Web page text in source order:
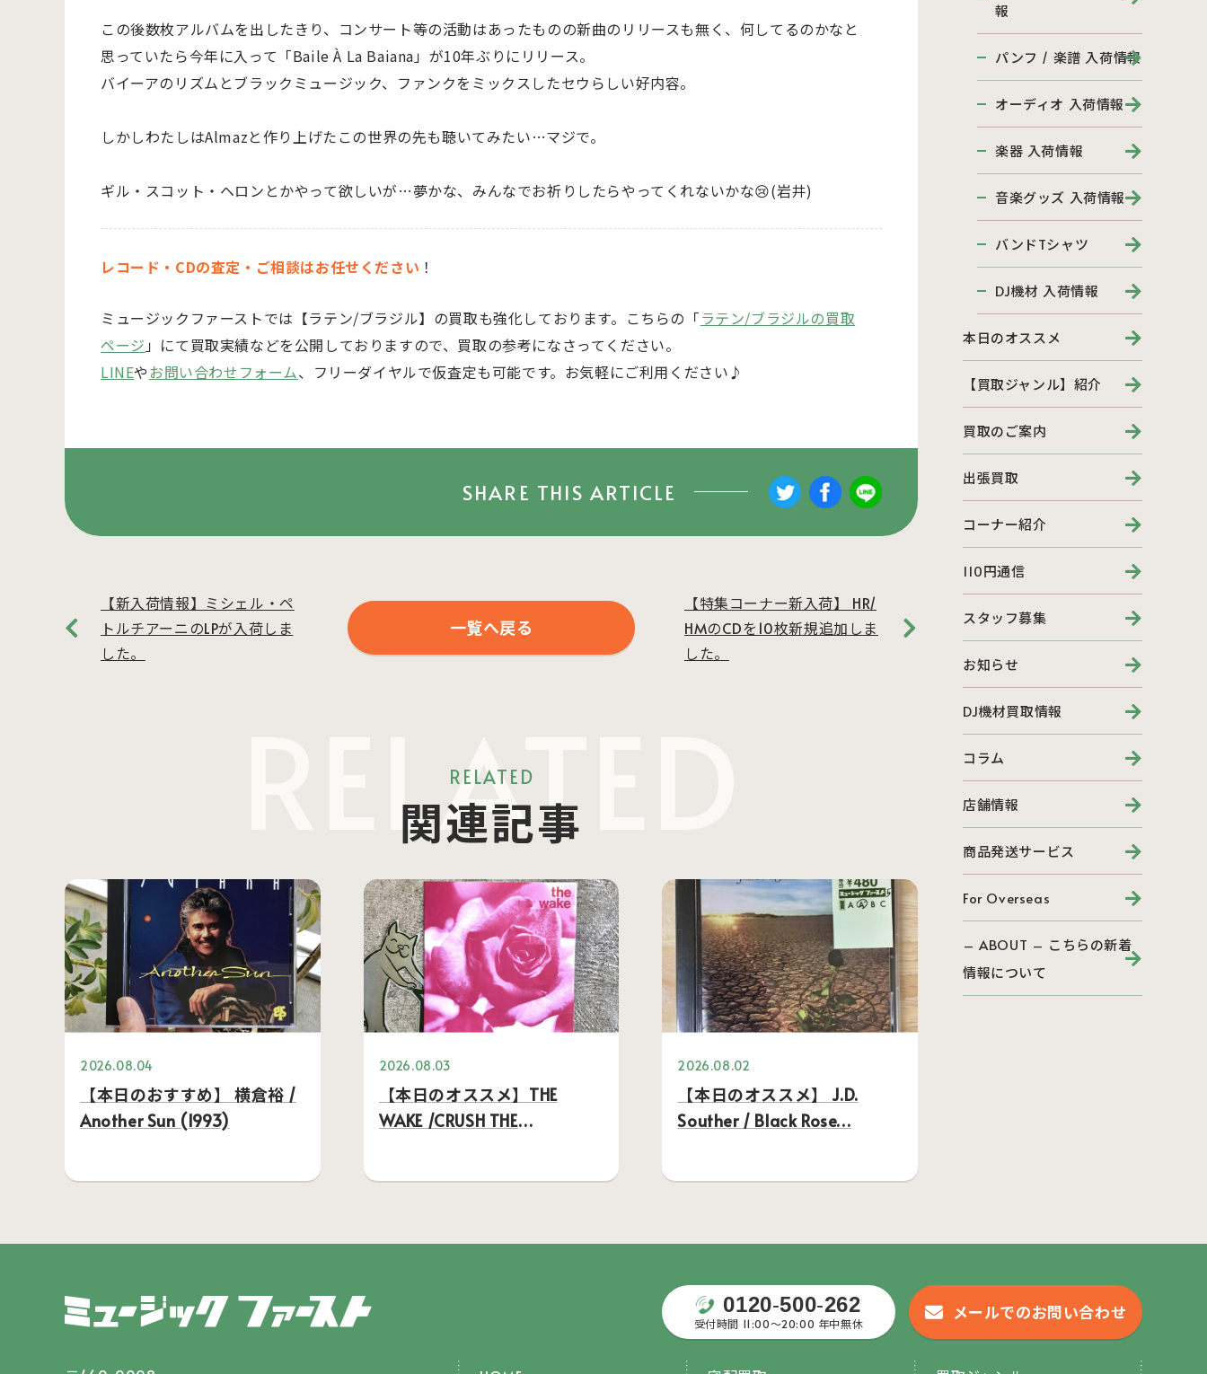
この後数枚アルバムを出したきり、コンサート等の活動はあったものの新曲のリリースも無く、何してるのかなと
思っていたら今年に入って「Baile À La Baiana」が10年ぶりにリリース。
バイーアのリズムとブラックミュージック、ファンクをミックスしたセウらしい好内容。
しかしわたしはAlmazと作り上げたこの世界の先も聴いてみたい…マジで。
ギル・スコット・ヘロンとかやって欲しいが…夢かな、みんなでお祈りしたらやってくれないかな😢(岩井)
レコード・CDの査定・ご相談はお任せください ！
ミュージックファーストでは 【ラテン/ブラジル】 の買取も強化しております。こちらの「ラテン/ブラジルの買取
ページ 」にて買取実績などを公開しておりますので、買取の参考になさってください。
LINEやお問い合わせフォーム、フリーダイヤルで仮査定も可能です。お気軽にご利用ください♪
SHARE THIS ARTICLE
【新入荷情報】ミシェル・ペ
トルチアーニのLPが入荷しま
した。
一覧へ戻る
【特集コーナー新入荷】 HR/
HMのCDを10枚新規追加しま
した。
RELATED
RELATED
関連記事
2026.08.04
【本日のおすすめ】 横倉裕 /
Another Sun (1993)
2026.08.03
【本日のオススメ】THE
WAKE /CRUSH THE
2026.08.02
【本日のオススメ】 J.D.
Souther / Black Rose…
報
パンフ / 楽譜 入荷情報
オーディオ 入荷情報
楽器 入荷情報
音楽グッズ 入荷情報
バンドTシャツ
DJ機材 入荷情報
本日のオススメ
【買取ジャンル】紹介
買取のご案内
出張買取
コーナー紹介
110円通信
スタッフ募集
お知らせ
DJ機材買取情報
コラム
店舗情報
商品発送サービス
For Overseas
– ABOUT – こちらの新着
情報について
0120-500-262
受付時間 11:00〜20:00 年中無休
メールでのお問い合わせ